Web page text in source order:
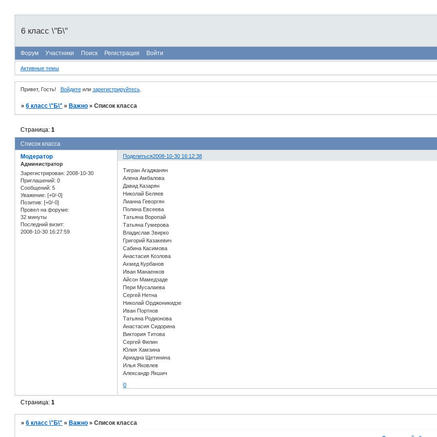
6 класс \"Б\"
Форум Участники Поиск Регистрация Войти
Активные темы
Привет, Гость! Войдитеили зарегистрируйтесь.
»6 класс \"Б\" » Важно »Список класса
Список класса
Страница:1
Поделиться2008-10-30 16:12:38
Модератор
Администратор
Зарегистрирован: 2008-10-30
Приглашений: 0
Сообщений: 5
Уважение: [+0/-0]
Позитив: [+0/-0]
Провел на форуме:
32 минуты
Последний визит:
2008-10-30 16:27:59
Тигран Агаджанян
Алена Амбалова
Давид Казарян
Николай Беляев
Лианна Геворгян
Полина Евсеева
Татьяна Воропай
Татьяна Гумерова
Владислав Звирко
Григорий Казакевич
Сабина Касимова
Анастасия Козлова
Ахмед Курбанов
Иван Манаенков
Айсон Мамедзаде
Пери Мусалаева
Сергей Нетна
Николай Орджоникидзе
Иван Портнов
Татьяна Родионова
Анастасия Сидорина
Виктория Титова
Сергей Филин
Юлия Хамзина
Ариадна Щетинина
Илья Яковлев
Александр Якшич
0
Страница:1
»6 класс \"Б\" »Важно »Список класса